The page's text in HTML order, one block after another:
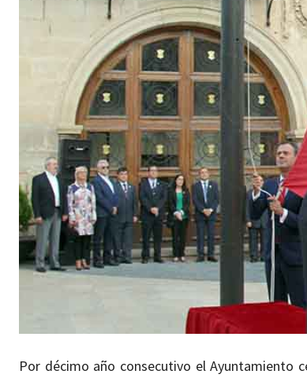
Por décimo año consecutivo el Ayuntamiento